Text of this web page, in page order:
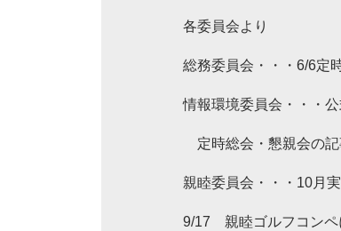
各委員会より
総務委員会・・・6/6定
情報環境委員会・・・
定時総会・懇親会の記
親睦委員会・・・10月
9/17 親睦ゴルフコンペ